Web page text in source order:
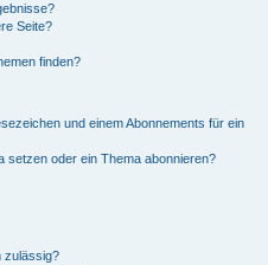
Seite?
finden?
und einem Abonnements für ein
setzen oder ein Thema abonnieren?
zulässig?